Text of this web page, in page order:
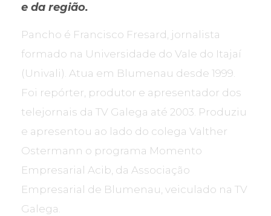
e da região.
Pancho é Francisco Fresard, jornalista
formado na Universidade do Vale do Itajaí
(Univali). Atua em Blumenau desde 1999.
Foi repórter, produtor e apresentador dos
telejornais da TV Galega até 2003. Produziu
e apresentou ao lado do colega Valther
Ostermann o programa Momento
Empresarial Acib, da Associação
Empresarial de Blumenau, veiculado na TV
Galega.